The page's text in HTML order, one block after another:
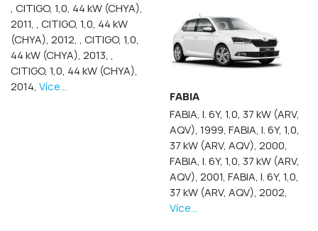
, CITIGO, 1,0, 44 kW (CHYA),
2011, , CITIGO, 1,0, 44 kW
(CHYA), 2012, , CITIGO, 1,0,
44 kW (CHYA), 2013, ,
CITIGO, 1,0, 44 kW (CHYA),
2014, Více...
FABIA
FABIA, I. 6Y, 1,0, 37 kW (ARV,
AQV), 1999, FABIA, I. 6Y, 1,0,
37 kW (ARV, AQV), 2000,
FABIA, I. 6Y, 1,0, 37 kW (ARV,
AQV), 2001, FABIA, I. 6Y, 1,0,
37 kW (ARV, AQV), 2002,
Více...